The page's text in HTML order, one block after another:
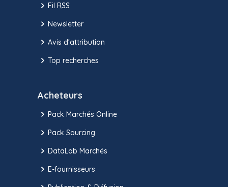
Fil RSS
Newsletter
Avis d'attribution
Top recherches
Acheteurs
Pack Marchés Online
Pack Sourcing
DataLab Marchés
E-fournisseurs